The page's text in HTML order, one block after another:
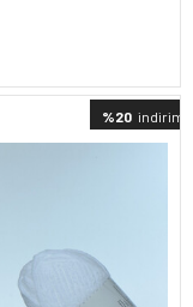
%20 indirimli